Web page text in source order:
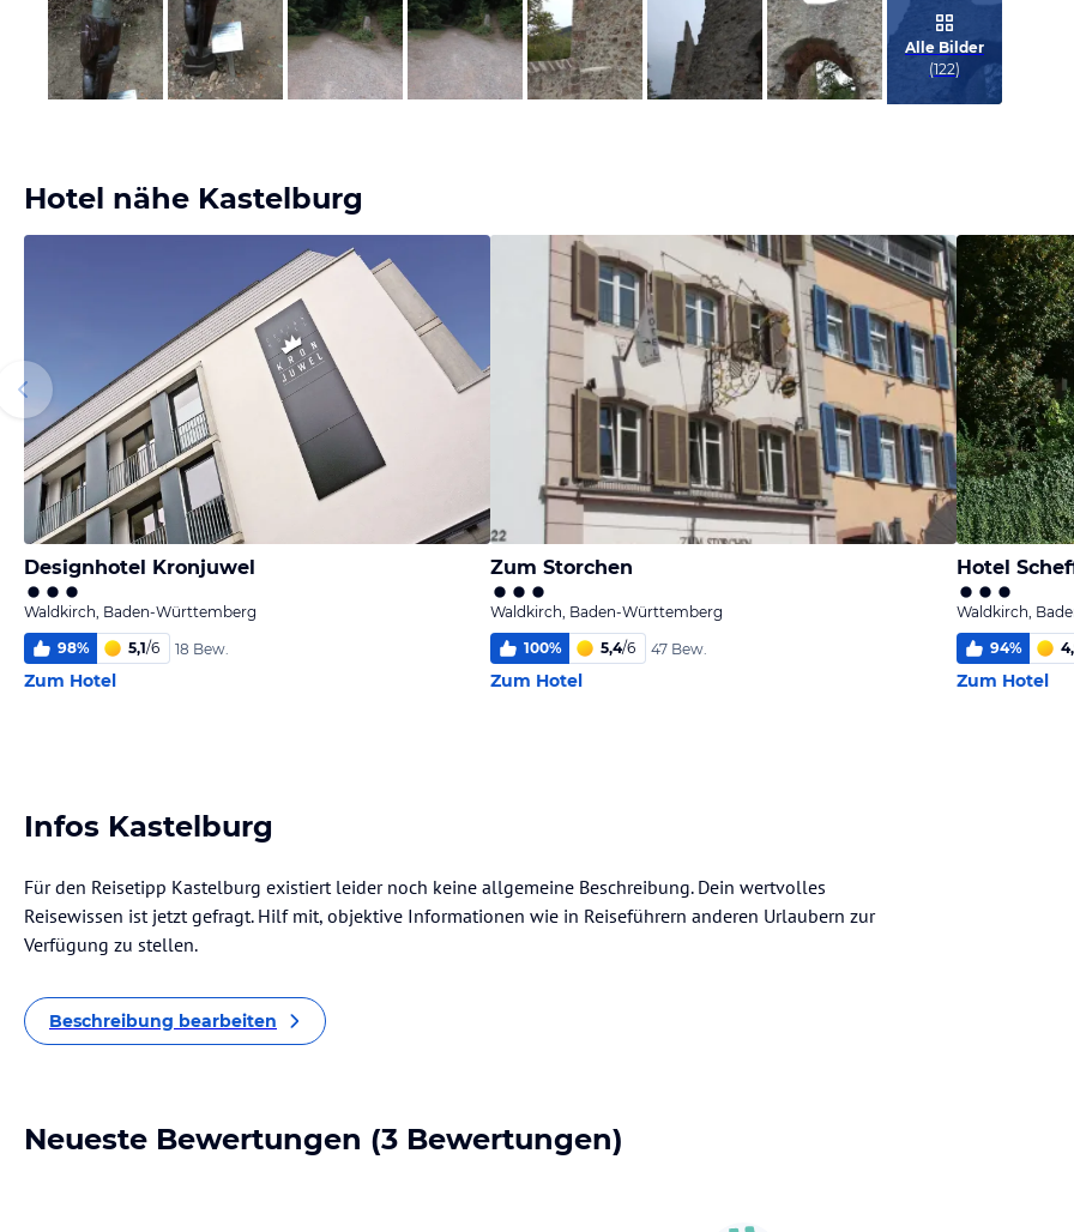
Bild melden
von Claudia
Bild melden
von Claudia
Alle Bilder
(122)
Hotel nähe Kastelburg
Designhotel Kronjuwel
Waldkirch, Baden-Württemberg
98% 5,1/6 18 Bew.
Zum Hotel
Zum Storchen
Waldkirch, Baden-Württemberg
100% 5,4/6 47 Bew.
Zum Hotel
Hotel
Waldkirch,
94%
Zum Hotel
Infos Kastelburg
Für den Reisetipp Kastelburg existiert leider noch keine allgemeine Beschreibung. Dein wertvolles
Reisewissen ist jetzt gefragt. Hilf mit, objektive Informationen wie in Reiseführern anderen Urlaubern zur
Verfügung zu stellen.
Beschreibung bearbeiten
Neueste Bewertungen (3 Bewertungen)